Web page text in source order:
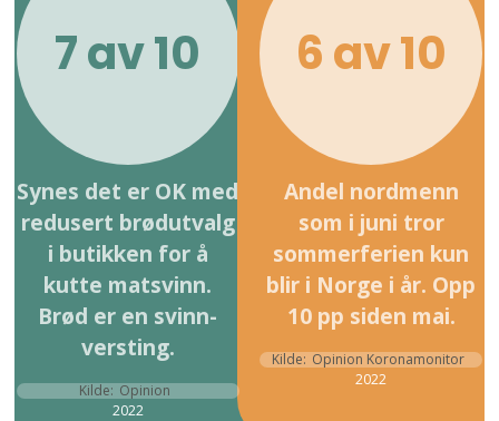
7 av 10
Synes det er OK med
redusert brødutvalg
i butikken for å
kutte matsvinn.
Brød er en svinn-
versting.
Kilde: Opinion
2022
6 av 10
Andel nordmenn
som i juni tror
sommerferien kun
blir i Norge i år. Opp
10 pp siden mai.
Kilde: Opinion Koronamonitor
2022